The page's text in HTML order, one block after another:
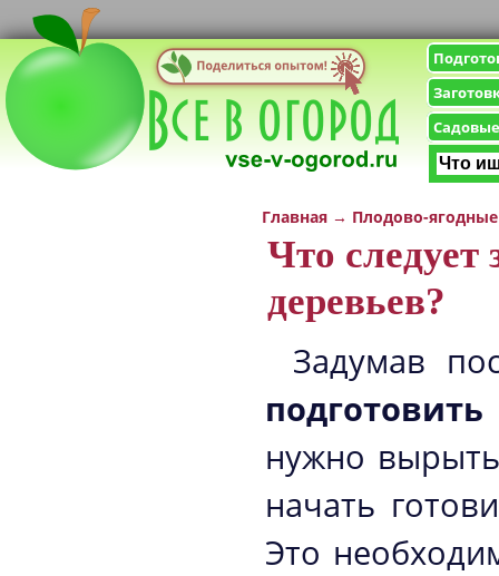
Главная → Плодово-
Что следует
деревьев?
Задумав
нужно
начать
Это